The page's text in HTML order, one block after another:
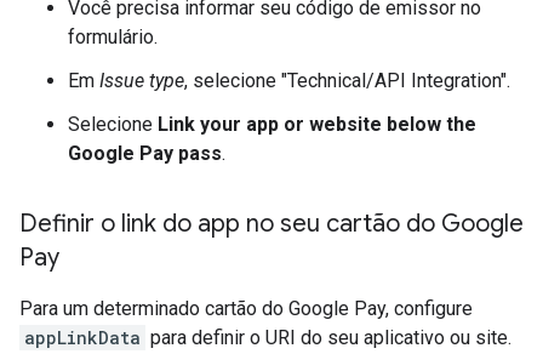
Você precisa informar seu código de emissor no
formulário.
Em Issue type, selecione "Technical/API Integration".
Selecione Link your app or website below the
Google Pay pass.
Definir o link do app no seu cartão do Google
Pay
Para um determinado cartão do Google Pay, configure
appLinkData para definir o URI do seu aplicativo ou site.